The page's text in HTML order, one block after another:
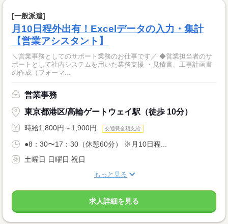
[一般派遣]
月10日程外出有！Excelデータの入力・集計
【営業アシスタント】
＼営業事務としてのサポート業務のお仕事です／ ◆営業担当者のサ
ポートとして社内システムを用いた業務支援 ・見積書、工事計画書
の作成（フォーマ...
営業事務
東京都港区/高輪ゲートウェイ駅（徒歩 10分）
時給1,800円～1,900円 交通費全額支給
●8：30〜17：30（休憩60分） ※月10日程...
土曜日 日曜日 祝日
もっと見る
求人詳細を見る